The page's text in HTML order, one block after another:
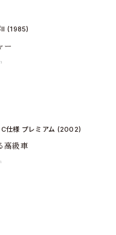
II (1985)
ー
仕様 プレミアム (2002)
高級車